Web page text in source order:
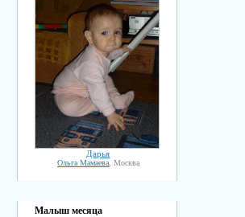
Дарья
Ольга Мамаева , Москва
Малыш месяца